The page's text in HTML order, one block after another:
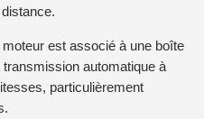
est associé à une boîte
automatique à
particulièrement